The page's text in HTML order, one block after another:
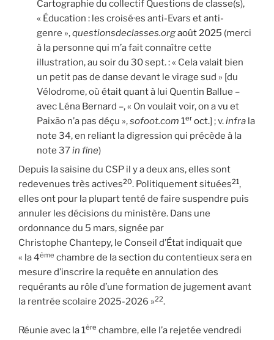
Cartographie du collectif Questions de classe(s),
« Éducation : les croisé·es anti-Evars et anti-
genre »,questionsdeclasses.orgaoût 2025 (merci
à la personne qui m’a fait connaître cette
illustration, au soir du 30 sept. : « Cela valait bien
un petit pas de danse devant le virage sud » [du
Vélodrome, où était quant à lui Quentin Ballue –
avec Léna Bernard –, « On voulait voir, on a vu et
Paixão n’a pas déçu »,sofoot.com 1er oct.] ; v.infra la
note 34, en reliant la digression qui précède à la
note 37in fine)
Depuis la saisine du CSP il y a deux ans, elles sont
redevenues très actives20. Politiquement situées21,
elles ont pour la plupart tenté de faire suspendre puis
annuler les décisions du ministère. Dans une
ordonnance du 5 mars, signée par
Christophe Chantepy, le Conseil d’État indiquait que
« la 4ème chambre de la section du contentieux sera en
mesure d’inscrire la requête en annulation des
requérants au rôle d’une formation de jugement avant
la rentrée scolaire 2025-2026 »22.
Réunie avec la 1ère chambre, elle l’a rejetée vendredi